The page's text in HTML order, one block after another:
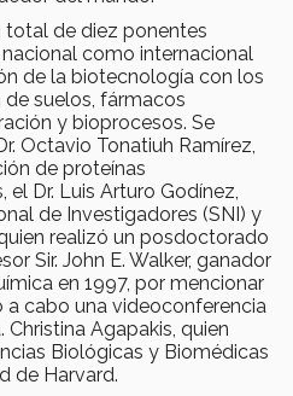
total de diez ponentes
como internacional
de la biotecnología con los
suelos, fármacos
y bioprocesos. Se
Octavio Tonatiuh Ramírez,
de proteínas
Dr. Luis Arturo Godínez,
de Investigadores (SNI) y
realizó un posdoctorado
Sir. John E. Walker, ganador
en 1997, por mencionar
a cabo una videoconferencia
Agapakis, quien
Biológicas y Biomédicas
de Harvard.